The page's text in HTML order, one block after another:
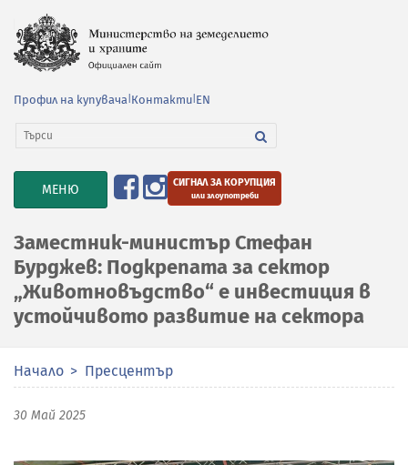
Профил на купувача Контакти EN
TOGGLE
NAVIGATION
МЕНЮ СИГНАЛ ЗА КОРУПЦИЯ
или злоупотреби
Заместник-министър Стефан
Бурджев: Подкрепата за сектор
„Животновъдство“ е инвестиция в
устойчивото развитие на сектора
Начало Пресцентър
30 Май 2025